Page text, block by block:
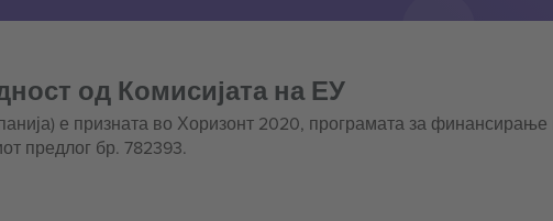
од Комисијата на ЕУ
е призната во Хоризонт 2020, програмата за
предлог бр. 782393.